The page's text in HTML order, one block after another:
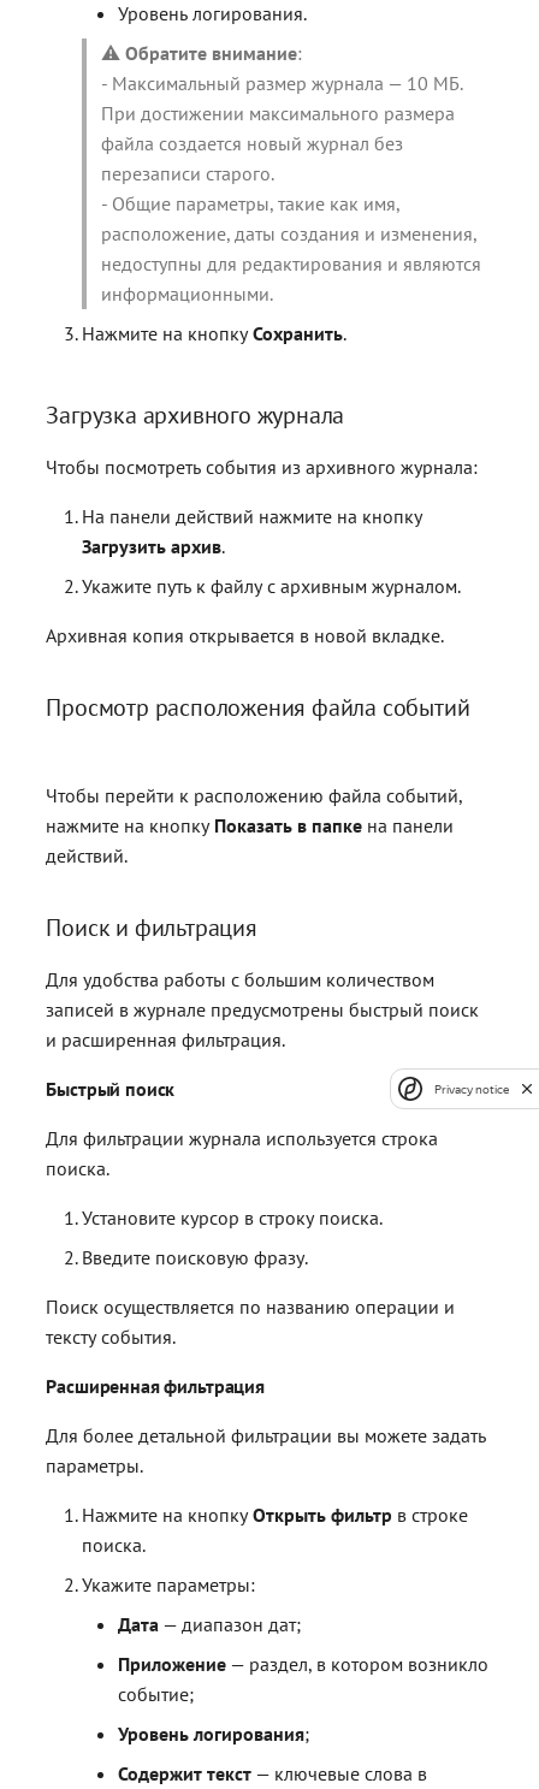
Уровень логирования.
⚠️Обратите внимание:
- Максимальный размер журнала — 10 МБ.
При достижении максимального размера
файла создается новый журнал без
перезаписи старого.
- Общие параметры, такие как имя,
расположение, даты создания и изменения,
недоступны для редактирования и являются
информационными.
Нажмите на кнопкуСохранить.
Загрузка архивного журнала
Чтобы посмотреть события из архивного журнала:
На панели действий нажмите на кнопку
Загрузить архив.
Укажите путь к файлу с архивным журналом.
Архивная копия открывается в новой вкладке.
Просмотр расположения файла событий
Чтобы перейти к расположению файла событий,
нажмите на кнопку Показать в папке на панели
действий.
Поиск и фильтрация
Для удобства работы с большим количеством
записей в журнале предусмотрены быстрый поиск
и расширенная фильтрация.
Быстрый поиск
Для фильтрации журнала используется строка
поиска.
Установите курсор в строку поиска.
Введите поисковую фразу.
Поиск осуществляется по названию операции и
тексту события.
Расширенная фильтрация
Для более детальной фильтрации вы можете задать
параметры.
Нажмите на кнопкуОткрыть фильтр в строке
поиска.
Укажите параметры:
Дата — диапазон дат;
Приложение — раздел, в котором возникло
событие;
Уровень логирования;
Содержит текст — ключевые слова в
Privacy notice